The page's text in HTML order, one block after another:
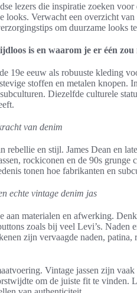
lezers die inspiratie zoeken
looks. Verwacht een overzicht
om duurzame looks
is en waarom je er één zou
19e eeuw als robuuste kleding
stoffen en metalen knopen.
Diezelfde culturele
van denim
rebellie en stijl. James Dean en
rockiconen en de 90s grunge
tonen hoe fabrikanten en
echte vintage denim jas
aan materialen en afwerking.
zoals bij veel Levi’s.
zijn vervaagde naden, patina,
Vintage jassen zijn
om de juiste fit te vinden.